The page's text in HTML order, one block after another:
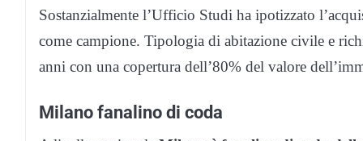
Sostanzialmente l’Ufficio Studi ha ipotizzato
come campione. Tipologia di abitazione civile e
anni con una copertura dell’80% del valore
Milano fanalino di coda